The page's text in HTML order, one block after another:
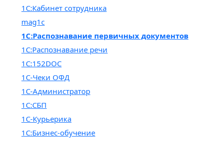
1С:Кабинет сотрудника
mag1c
1С:Распознавание первичных документов
1С:Распознавание речи
1С:152DOC
1С-Чеки ОФД
1С-Администратор
1С:СБП
1С-Курьерика
1С:Бизнес-обучение